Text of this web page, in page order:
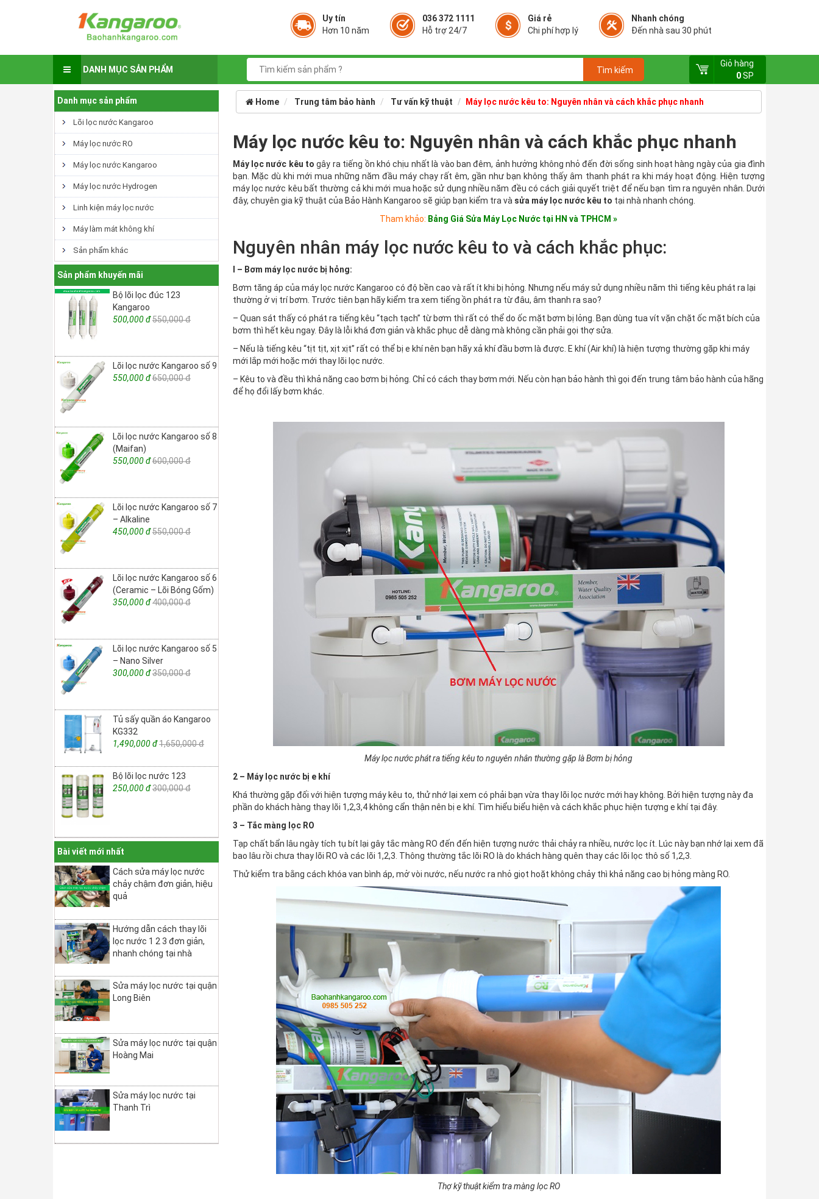
Uy tín
Hơn 10 năm
036 372 1111
Hỗ trợ 24/7
Giá rẻ
Chi phí hợp lý
Nhanh chóng
Đến nhà sau 30 phút
DANH MỤC SẢN PHẨM
Giỏ hàng
0SP
Home Trung tâm bảo hành Tư vấn kỹ thuật Máy lọc nước kêu to: Nguyên nhân và cách khắc phục nhanh
Máy lọc nước kêu to: Nguyên nhân và cách khắc phục nhanh
Máy lọc nước kêu to gây ra tiếng ồn khó chịu nhất là vào ban đêm, ảnh hưởng không nhỏ đến đời sống sinh hoạt hàng ngày của gia đình
bạn. Mặc dù khi mới mua những năm đầu máy chạy rất êm, gần như bạn không thấy âm thanh phát ra khi máy hoạt động. Hiện tượng
máy lọc nước kêu bất thường cả khi mới mua hoặc sử dụng nhiều năm đều có cách giải quyết triệt để nếu bạn tìm ra nguyên nhân. Dưới
đây, chuyên gia kỹ thuật của Bảo Hành Kangaroo sẽ giúp bạn kiểm tra và sửa máy lọc nước kêu to tại nhà nhanh chóng.
Tham khảo: Bảng Giá Sửa Máy Lọc Nước tại HN và TPHCM »
Nguyên nhân máy lọc nước kêu to và cách khắc phục:
I – Bơm máy lọc nước bị hỏng:
Bơm tăng áp của máy lọc nước Kangaroo có độ bền cao và rất ít khi bị hỏng. Nhưng nếu máy sử dụng nhiều năm thì tiếng kêu phát ra lại
thường ở vị trí bơm. Trước tiên bạn hãy kiểm tra xem tiếng ồn phát ra từ đâu, âm thanh ra sao?
– Quan sát thấy có phát ra tiếng kêu “tạch tạch” từ bơm thì rất có thể do ốc mặt bơm bị lỏng. Bạn dùng tua vít vặn chặt ốc mặt bích của
bơm thì hết kêu ngay. Đây là lỗi khá đơn giản và khắc phục dễ dàng mà không cần phải gọi thợ sửa.
– Nếu là tiếng kêu “tịt tịt, xịt xịt” rất có thể bị e khí nên bạn hãy xả khí đầu bơm là được. E khí (Air khí) là hiện tượng thường gặp khi máy
mới lắp mới hoặc mới thay lõi lọc nước.
– Kêu to và đều thì khả năng cao bơm bị hỏng. Chỉ có cách thay bơm mới. Nếu còn hạn bảo hành thì gọi đến trung tâm bảo hành của hãng
để họ đổi lấy bơm khác.
Máy lọc nước phát ra tiếng kêu to nguyên nhân thường gặp là Bơm bị hỏng
2 – Máy lọc nước bị e khí
Khá thường gặp đối với hiện tượng máy kêu to, thử nhớ lại xem có phải bạn vừa thay lõi lọc nước mới hay không. Bởi hiện tượng này đa
phần do khách hàng thay lõi 1,2,3,4 không cẩn thận nên bị e khí. Tìm hiểu biểu hiện và cách khắc phục hiện tượng e khí tại đây.
3 – Tắc màng lọc RO
Tạp chất bẩn lâu ngày tích tụ bít lại gây tắc màng RO đến đến hiện tượng nước thải chảy ra nhiều, nước lọc ít. Lúc này bạn nhớ lại xem đã
bao lâu rồi chưa thay lõi RO và các lõi 1,2,3. Thông thường tắc lõi RO là do khách hàng quên thay các lõi lọc thô số 1,2,3.
Thử kiểm tra bằng cách khóa van bình áp, mở vòi nước, nếu nước ra nhỏ giọt hoặt không chảy thì khả năng cao bị hỏng màng RO.
Thợ kỹ thuật kiểm tra màng lọc RO
Danh mục sản phẩm
Lõi lọc nước Kangaroo
Máy lọc nước RO
Máy lọc nước Kangaroo
Máy lọc nước Hydrogen
Linh kiện máy lọc nước
Máy làm mát không khí
Sản phẩm khác
Sản phẩm khuyến mãi
Bộ lõi lọc đúc 123
Kangaroo
500,000 đ550,000 đ
Lõi lọc nước Kangaroo số 9
550,000 đ650,000 đ
Lõi lọc nước Kangaroo số 8
(Maifan)
550,000 đ600,000 đ
Lõi lọc nước Kangaroo số 7
– Alkaline
450,000 đ550,000 đ
Lõi lọc nước Kangaroo số 6
(Ceramic – Lõi Bóng Gốm)
350,000 đ400,000 đ
Lõi lọc nước Kangaroo số 5
– Nano Silver
300,000 đ350,000 đ
Tủ sấy quần áo Kangaroo
KG332
1,490,000 đ1,650,000 đ
Bộ lõi lọc nước 123
250,000 đ300,000 đ
Bài viết mới nhất
Cách sửa máy lọc nước
chảy chậm đơn giản, hiệu
quả
Hướng dẫn cách thay lõi
lọc nước 1 2 3 đơn giản,
nhanh chóng tại nhà
Sửa máy lọc nước tại quận
Long Biên
Sửa máy lọc nước tại quận
Hoàng Mai
Sửa máy lọc nước tại
Thanh Trì